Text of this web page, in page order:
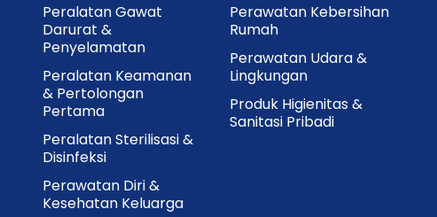
Peralatan Gawat
Darurat &
Penyelamatan
Peralatan Keamanan
& Pertolongan
Pertama
Peralatan Sterilisasi &
Disinfeksi
Perawatan Diri &
Kesehatan Keluarga
Perawatan Kebersihan
Rumah
Perawatan Udara &
Lingkungan
Produk Higienitas &
Sanitasi Pribadi